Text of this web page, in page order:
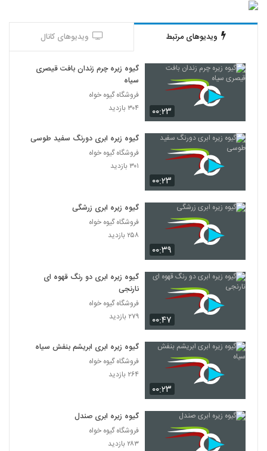
ویدیوهای مرتبط ویدیوهای کانال
۰۰:۲۳
گیوه زیره چرم زندان بافت قیصری
سیاه
فروشگاه گیوه خواه
۳۰۴ بازدید
۰۰:۲۳
گیوه زیره ابری دورنگ سفید طوسی
فروشگاه گیوه خواه
۳۰۱ بازدید
۰۰:۳۹
گیوه زیره ابری زرشگی
فروشگاه گیوه خواه
۲۵۸ بازدید
۰۰:۴۷
گیوه زیره ابری دو رنگ قهوه ای
نارنجی
فروشگاه گیوه خواه
۲۷۹ بازدید
۰۰:۲۳
گیوه زیره ابری ابریشم بنفش سیاه
فروشگاه گیوه خواه
۲۶۴ بازدید
گیوه زیره ابری صندل
فروشگاه گیوه خواه
۲۸۳ بازدید